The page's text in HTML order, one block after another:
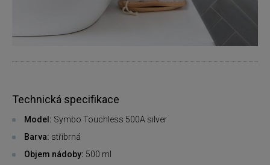
Technická specifikace
Model: Symbo Touchless 500A silver
Barva: stříbrná
Objem nádoby: 500 ml